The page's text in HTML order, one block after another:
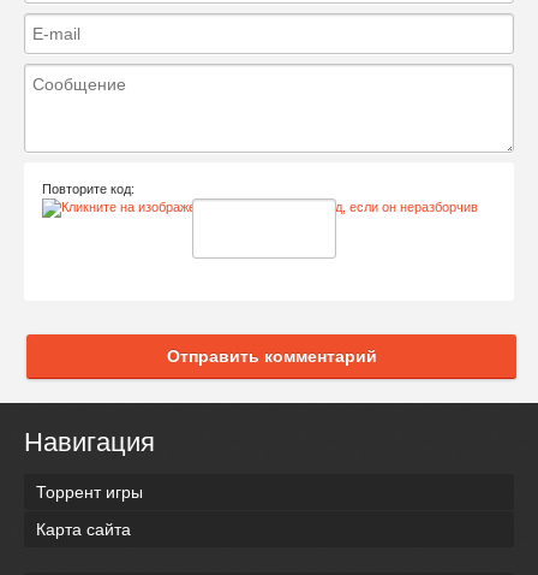
Повторите код:
Отправить комментарий
Навигация
Торрент игры
Карта сайта